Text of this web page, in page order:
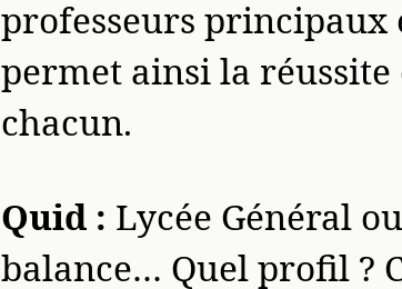
professeurs principaux
permet ainsi la
chacun.
Quid : Lycée Général
balance… Quel profil ?